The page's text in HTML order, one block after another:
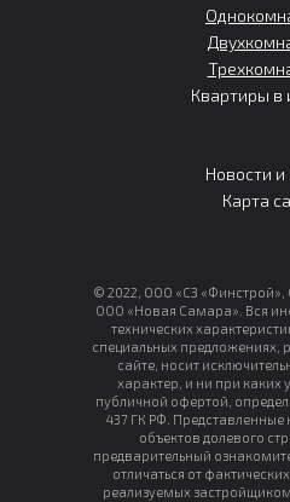
© 2022, ООО «СЗ
ООО «Новая Самара». Вся
технических
специальных
сайте, носит
характер, и ни при каких
публичной офертой,
437 ГК РФ. Представленные
объектов долевого
предварительный
отличаться от
реализуемых
Квартиры в
Новости и
Карта